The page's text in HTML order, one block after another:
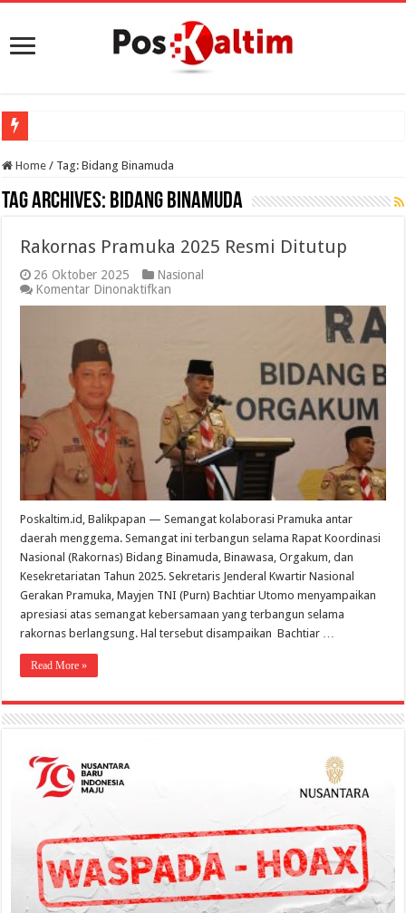
Home / Tag:Bidang Binamuda
Tag Archives: Bidang Binamuda
Rakornas Pramuka 2025 Resmi Ditutup
26 Oktober 2025
Nasional
Komentar Dinonaktifkan
Rakornas
Ditutup
Poskaltim.id, Balikpapan — Semangat kolaborasi Pramuka antar
daerah menggema. Semangat ini terbangun selama Rapat Koordinasi
Nasional (Rakornas) Bidang Binamuda, Binawasa, Orgakum, dan
Kesekretariatan Tahun 2025. Sekretaris Jenderal Kwartir Nasional
Gerakan Pramuka, Mayjen TNI (Purn) Bachtiar Utomo menyampaikan
apresiasi atas semangat kebersamaan yang terbangun selama
rakornas berlangsung. Hal tersebut disampaikan Bachtiar …
Read More »